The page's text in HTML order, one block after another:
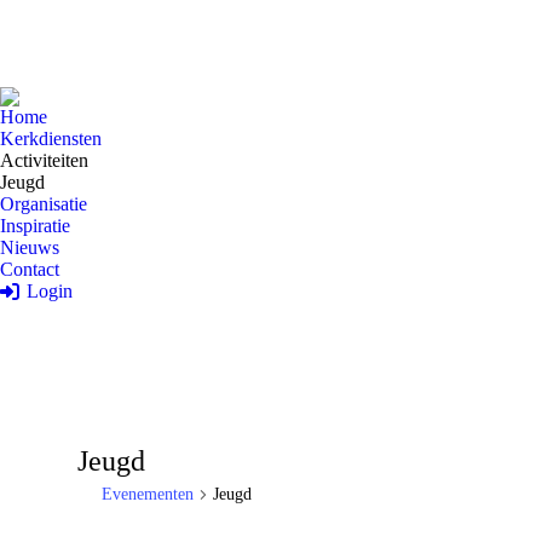
Home
Kerkdiensten
Activiteiten
Jeugd
Organisatie
Inspiratie
Nieuws
Contact
Login
Jeugd
Evenementen Jeugd